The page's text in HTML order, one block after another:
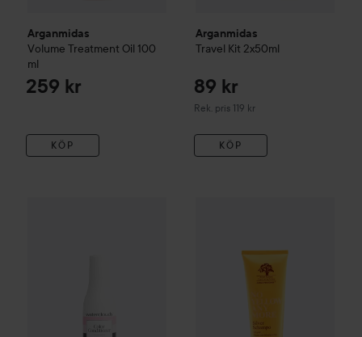
Arganmidas
Volume Treatment Oil 100
ml
259 kr
KÖP
Arganmidas
Travel Kit 2x50ml
89 kr
Rek. pris 119 kr
Rekommenderat pris 119 kr
KÖP